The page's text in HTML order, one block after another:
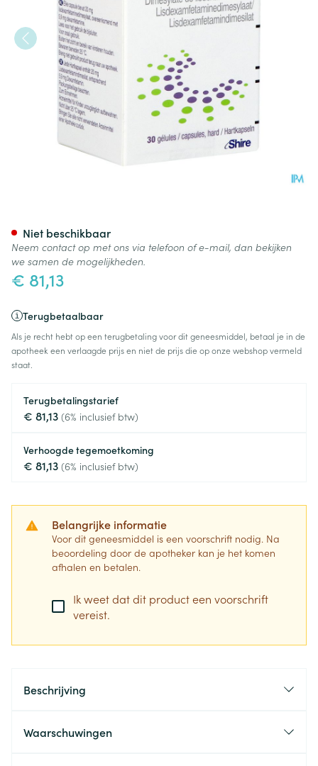
€ 81,13
Terugbetaalbaar
Als je recht hebt op een terugbetaling voor dit geneesmiddel, betaal je in de
apotheek een verlaagde prijs en niet de prijs die op onze webshop vermeld
staat.
Terugbetalingstarief
€ 81,13 (6% inclusief btw)
Verhoogde tegemoetkoming
€ 81,13 (6% inclusief btw)
Belangrijke informatie
Voor dit geneesmiddel is een voorschrift nodig. Na
beoordeling door de apotheker kan je het komen
afhalen en betalen.
Ik weet dat dit product een voorschrift
vereist.
Niet beschikbaar
Neem contact op met ons via telefoon of e-mail, dan bekijken
we samen de mogelijkheden.
Beschrijving
Waarschuwingen